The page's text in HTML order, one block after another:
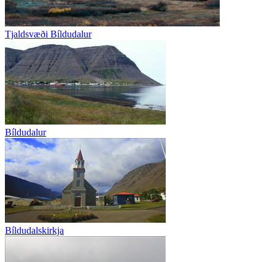
Tjaldsvæði Bíldudalur
Bíldudalur
Bíldudalskirkja